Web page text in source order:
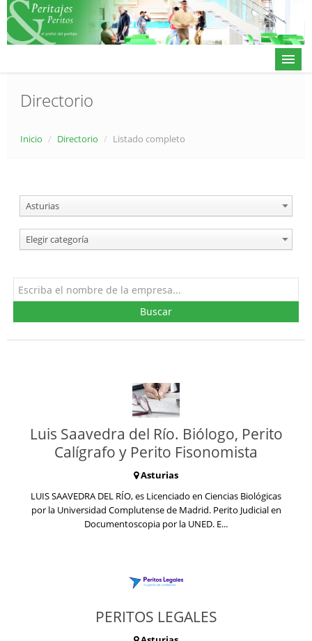
Contacto
Directorio
Inicio / Directorio / Listado completo
Asturias
Elegir categoría
Buscar
Luis Saavedra del Río. Biólogo, Perito
Calígrafo y Perito Fisonomista
Asturias
LUIS SAAVEDRA DEL RÍO, es Licenciado en Ciencias Biológicas
por la Universidad Complutense de Madrid. Perito Judicial en
Documentoscopia por la UNED. E...
PERITOS LEGALES